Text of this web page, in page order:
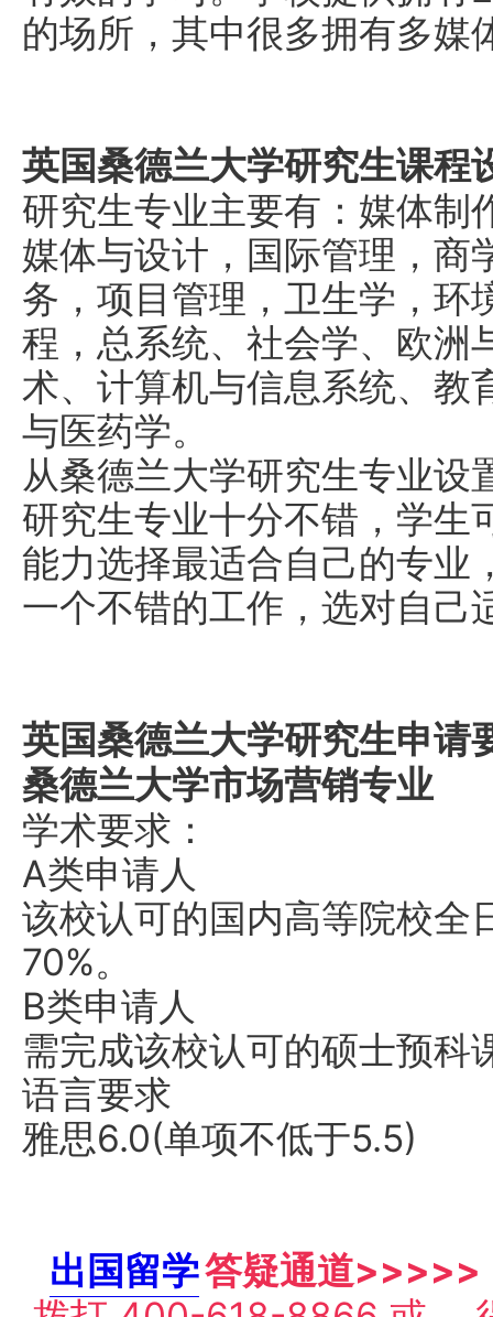
的场所，其中很多拥有多媒
英国桑德兰大学研究生课程
研究生专业主要有：媒体制
媒体与设计，国际管理，商
务，项目管理，卫生学，环
程，总系统、社会学、欧洲
术、计算机与信息系统、教
与医药学。
从桑德兰大学研究生专业设
研究生专业十分不错，学生
能力选择最适合自己的专业
一个不错的工作，选对自己
英国桑德兰大学研究生申请
桑德兰大学市场营销专业
学术要求：
A类申请人
该校认可的国内高等院校全
70%。
B类申请人
需完成该校认可的硕士预科
语言要求
雅思6.0(单项不低于5.5)
出国留学答疑通道>>>>>